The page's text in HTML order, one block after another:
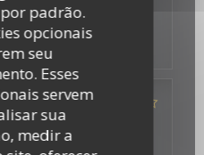
padrão.
opcionais
seu
Esses
servem
sua
medir a
menu /5 quality_price
menu:5/5 quality_price